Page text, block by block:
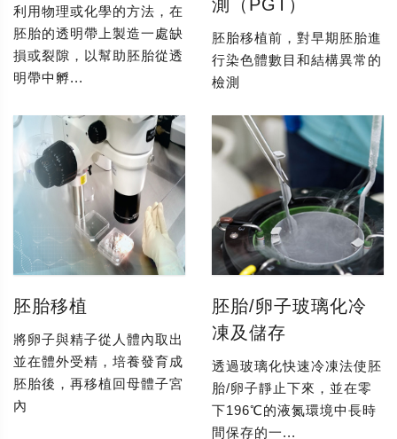
利用物理或化學的方法，在
胚胎的透明帶上製造一處缺
損或裂隙，以幫助胚胎從透
明帶中孵...
測（PGT）
胚胎移植前，對早期胚胎進
行染色體數目和結構異常的
檢測
胚胎移植
將卵子與精子從人體內取出
並在體外受精，培養發育成
胚胎後，再移植回母體子宮
內
胚胎/卵子玻璃化冷
凍及儲存
透過玻璃化快速冷凍法使胚
胎/卵子靜止下來，並在零
下196℃的液氮環境中長時
間保存的一...